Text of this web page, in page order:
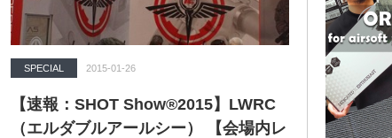
SPECIAL 2015-01-26
【速報：SHOT Show®2015】LWRC
（エルダブルアールシー） 【会場内レ